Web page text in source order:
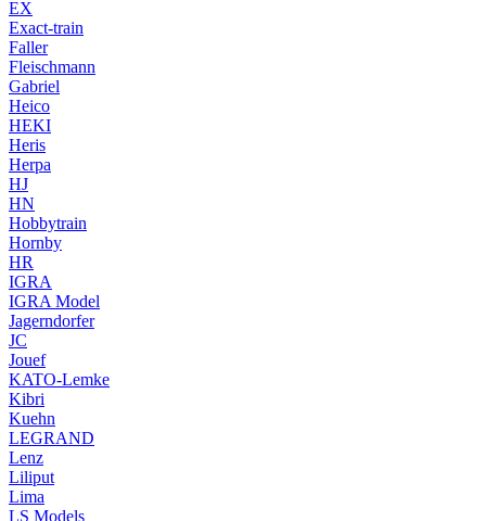
EX
Exact-train
Faller
Fleischmann
Gabriel
Heico
HEKI
Heris
Herpa
HJ
HN
Hobbytrain
Hornby
HR
IGRA
IGRA Model
Jagerndorfer
JC
Jouef
KATO-Lemke
Kibri
Kuehn
LEGRAND
Lenz
Liliput
Lima
LS Models